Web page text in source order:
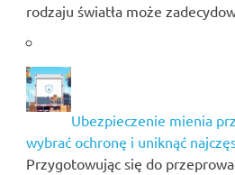
rodzaju światła może
Ubezpieczenie mienia
wybrać ochronę i uniknąć
Przygotowując się do